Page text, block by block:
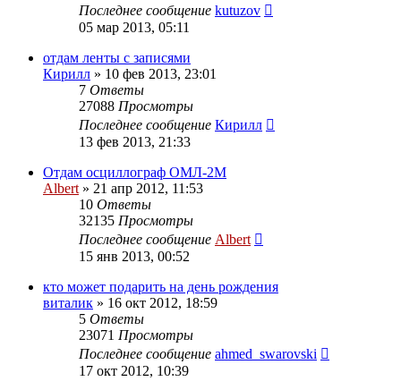
Последнее сообщение kutuzov
05 мар 2013, 05:11
отдам ленты с записями
Кирилл » 10 фев 2013, 23:01
7 Ответы
27088 Просмотры
Последнее сообщение Кирилл
13 фев 2013, 21:33
Отдам осциллограф ОМЛ-2М
Albert » 21 апр 2012, 11:53
10 Ответы
32135 Просмотры
Последнее сообщение Albert
15 янв 2013, 00:52
кто может подарить на день рождения
виталик » 16 окт 2012, 18:59
5 Ответы
23071 Просмотры
Последнее сообщение ahmed_swarovski
17 окт 2012, 10:39